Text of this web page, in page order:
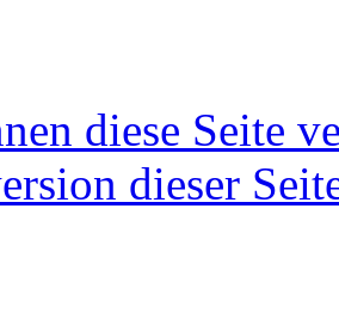
diese Seite
dieser